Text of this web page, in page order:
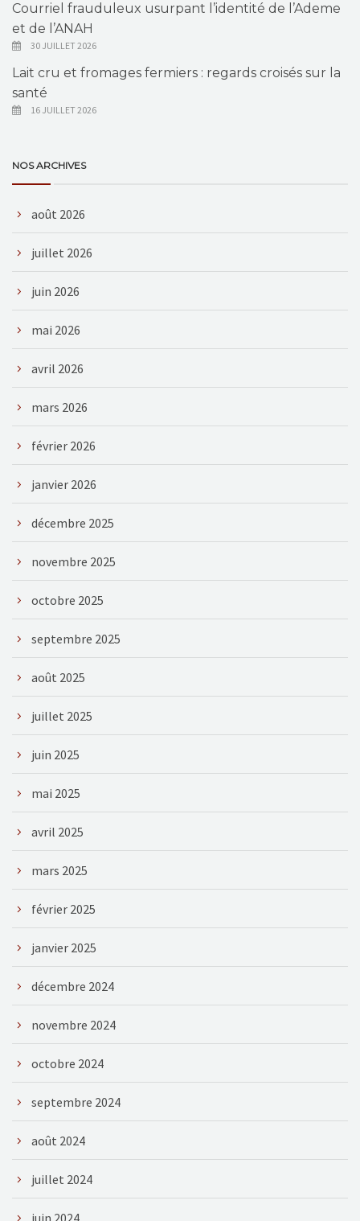
Courriel frauduleux usurpant l’identité de l’Ademe
et de l’ANAH
30 JUILLET 2026
Lait cru et fromages fermiers : regards croisés sur la
santé
16 JUILLET 2026
NOS ARCHIVES
août 2026
juillet 2026
juin 2026
mai 2026
avril 2026
mars 2026
février 2026
janvier 2026
décembre 2025
novembre 2025
octobre 2025
septembre 2025
août 2025
juillet 2025
juin 2025
mai 2025
avril 2025
mars 2025
février 2025
janvier 2025
décembre 2024
novembre 2024
octobre 2024
septembre 2024
août 2024
juillet 2024